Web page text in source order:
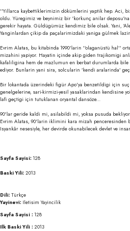
''Yillarca kaybettiklerimizin dökümlerini yaptik hep. Aci,
oldu. Yüregimiz ve beynimiz bir 'korkunç anilar
gerekir hayata. Güldügümüz kendimiz bile olsak. Yani,
Yanginlardan çikip da paçalarimizdaki yaniga gülmek
Evrim Alatas, bu kitabinda 1990'larin ''olaganüstü hal''
mizahini yapiyor. Hayatin içinde akip giden trajikomigi
kafaliligina hem de mazlumun en berbat durumlarda
ediyor. Bunlarin yani sira, solcularin 'kendi aralarinda'
Bir lokantada üzerindeki figür Apo'ya benzetildigi için
genelgelerine, sari-kirmizi-yesil yasaklarindan kendisine
lafi geçtigi için tutuklanan oryantal dansöze...
90'lar geride kaldi mi, asilabildi mi, yoksa pusuda
Evrim Alatas, 90'larin iklimini kara mizah penceresinden
Isyankâr nesesiyle, her devirde okunabilecek devlet ve
Sayfa Sayisi: 128
Baski Yili: 2013
Dili: Türkçe
Yayinevi: Iletisim Yayincilik
Sayfa Sayisi : 128
Ilk Baski Yili : 2013